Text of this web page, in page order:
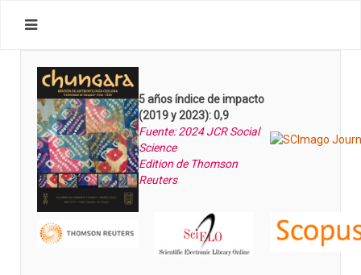
5 años índice de impacto
(2019 y 2023): 0,9
Fuente: 2024 JCR Social
Science
Edition de Thomson
Reuters